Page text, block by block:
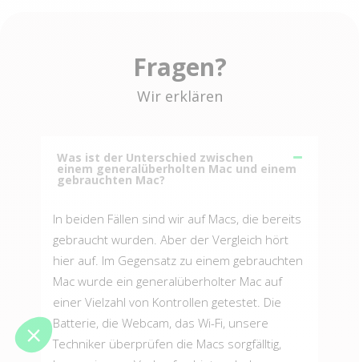
Fragen?
Wir erklären
Was ist der Unterschied zwischen
einem generalüberholten Mac und einem
gebrauchten Mac?
In beiden Fällen sind wir auf Macs, die bereits
gebraucht wurden. Aber der Vergleich hört
hier auf. Im Gegensatz zu einem gebrauchten
Mac wurde ein generalüberholter Mac auf
einer Vielzahl von Kontrollen getestet. Die
Batterie, die Webcam, das Wi-Fi, unsere
Techniker überprüfen die Macs sorgfälltig,